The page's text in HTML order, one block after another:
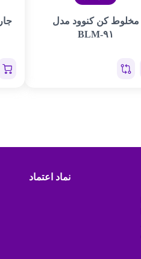
مخلوط کن کنوود مدل
BLM-۹۱
نماد اعتماد